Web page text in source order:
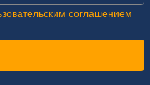
соглашением